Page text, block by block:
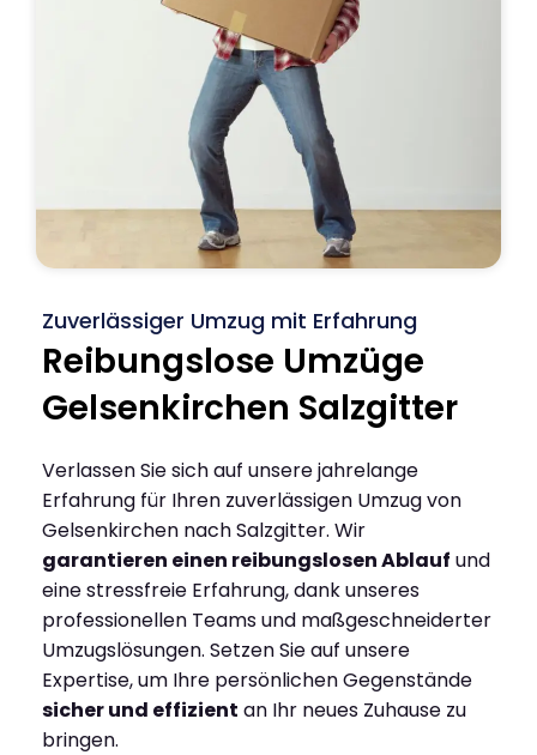
Zuverlässiger Umzug mit Erfahrung
Reibungslose Umzüge
Gelsenkirchen Salzgitter
Verlassen Sie sich auf unsere jahrelange
Erfahrung für Ihren zuverlässigen Umzug von
Gelsenkirchen nach Salzgitter. Wir
garantieren einen reibungslosen Ablauf und
eine stressfreie Erfahrung, dank unseres
professionellen Teams und maßgeschneiderter
Umzugslösungen. Setzen Sie auf unsere
Expertise, um Ihre persönlichen Gegenstände
sicher und effizient an Ihr neues Zuhause zu
bringen.